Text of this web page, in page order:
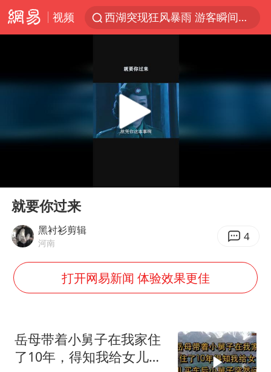
视频
西湖突现狂风暴雨 游客瞬间被浇透
河南重大刑事案嫌疑人落网
黄金创今年来最大单周涨幅
名创优品一次性内裤 颜面尽失
网传《披荆斩棘2026》名单
牛津大学一纸声明甩不了锅
香港宏福苑火灾或由烟头引起
浙江台州《告全体市民书》
Play
就要你过来
黑衬衫剪辑
河南 4
打开网易新闻 体验效果更佳
岳母带着小舅子在我家住
了10年，得知我给女儿买